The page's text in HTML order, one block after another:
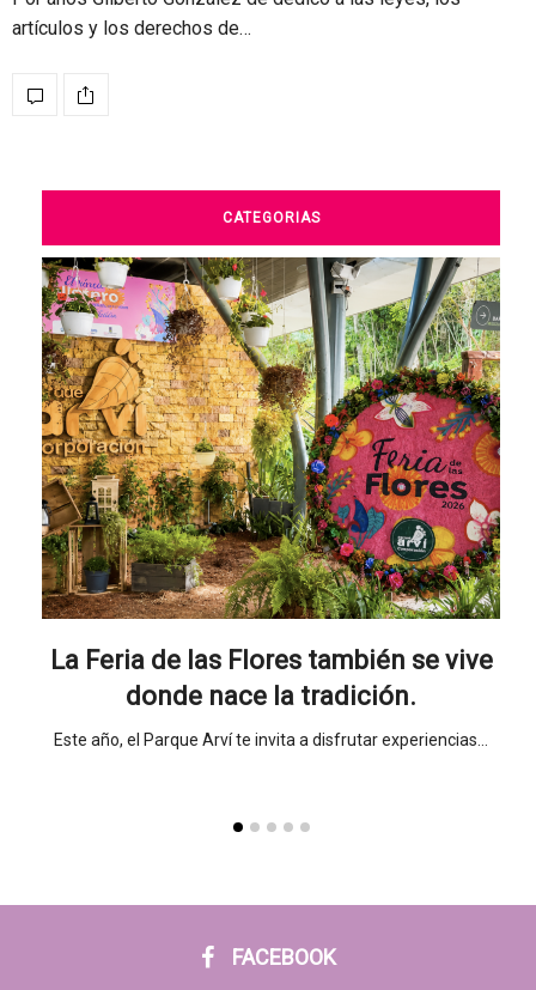
artículos y los derechos de…
CATEGORIAS
La Feria de las Flores también se vive
donde nace la tradición.
Este año, el Parque Arví te invita a disfrutar experiencias…
FACEBOOK